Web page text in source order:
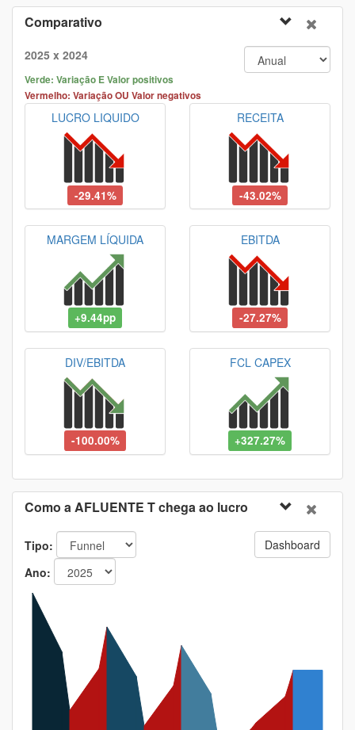
Comparativo
2025 x 2024
Verde: Variação E Valor positivos
Vermelho: Variação OU Valor negativos
LUCRO LIQUIDO
-29.41%
RECEITA
-43.02%
MARGEM LÍQUIDA
+9.44pp
EBITDA
-27.27%
DIV/EBITDA
-100.00%
FCL CAPEX
+327.27%
Como a AFLUENTE T chega ao lucro
Tipo:
Ano:
Dashboard